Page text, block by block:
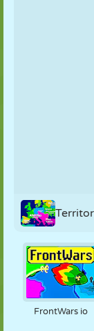
FrontWars io